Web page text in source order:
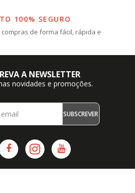
100% SEGURO
compras de forma fácil, rápida e
A NEWSLETTER
novidades e promoções.
SUBSCREVER